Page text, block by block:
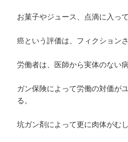
お菓子やジュース、点滴に入っ
癌という評価は、フィクション
労働者は、医師から実体のない
ガン保険によって労働の対価が
る。
坑ガン剤によって更に肉体がむし